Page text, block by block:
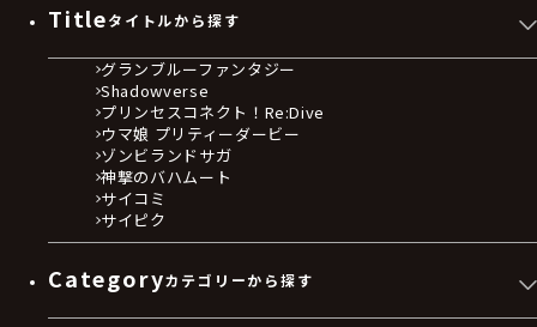
Titleタイトルから探す
グランブルーファンタジー
Shadowverse
プリンセスコネクト！Re:Dive
ウマ娘 プリティーダービー
ゾンビランドサガ
神撃のバハムート
サイコミ
サイピク
Categoryカテゴリーから探す